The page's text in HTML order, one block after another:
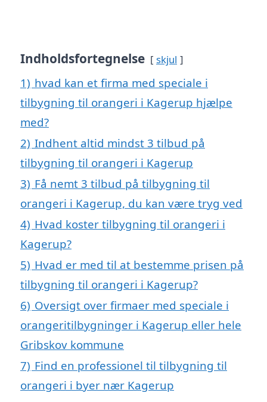
Indholdsfortegnelse skjul
1) hvad kan et firma med speciale i
tilbygning til orangeri i Kagerup hjælpe
med?
2) Indhent altid mindst 3 tilbud på
tilbygning til orangeri i Kagerup
3) Få nemt 3 tilbud på tilbygning til
orangeri i Kagerup, du kan være tryg ved
4) Hvad koster tilbygning til orangeri i
Kagerup?
5) Hvad er med til at bestemme prisen på
tilbygning til orangeri i Kagerup?
6) Oversigt over firmaer med speciale i
orangeritilbygninger i Kagerup eller hele
Gribskov kommune
7) Find en professionel til tilbygning til
orangeri i byer nær Kagerup